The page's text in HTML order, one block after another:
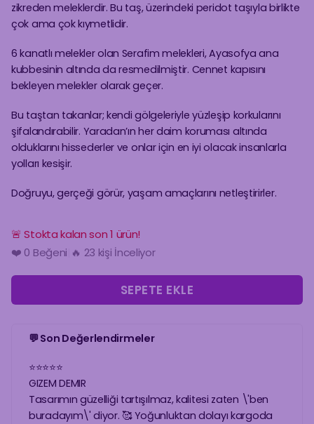
zikreden meleklerdir. Bu taş, üzerindeki peridot taşıyla birlikte
çok ama çok kıymetlidir.
6 kanatlı melekler olan Serafim melekleri, Ayasofya ana
kubbesinin altında da resmedilmiştir. Cennet kapısını
bekleyen melekler olarak geçer.
Bu taştan takanlar; kendi gölgeleriyle yüzleşip korkularını
şifalandırabilir. Yaradan’ın her daim koruması altında
olduklarını hissederler ve onlar için en iyi olacak insanlarla
yolları kesişir.
Doğruyu, gerçeği görür, yaşam amaçlarını netleştirirler.
🚨 Stokta kalan son 1 ürün!
❤️ 0 Beğeni
🔥 23 kişi İnceliyor
🛒 6 Kişinin Sepetinde!
SEPETE EKLE
💬 Son Değerlendirmeler
⭐⭐⭐⭐⭐
GIZEM DEMIR
Tasarımın güzelliği tartışılmaz, kalitesi zaten \'ben
buradayım\' diyor. 🥰 Yoğunluktan dolayı kargoda